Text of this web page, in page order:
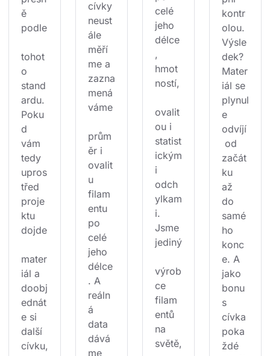
ě
podle
tohot
o
stand
ardu.
Poku
d
vám
tedy
upros
třed
proje
ktu
dojde
mater
iál a
doobj
ednát
e si
další
cívku,
cívky
neust
ále
měří
me a
zazna
mená
váme
prům
ěr i
ovalit
u
filam
entu
po
celé
jeho
délce
. A
reáln
á
data
dává
me
celé
jeho
délce
,
hmot
ností,
ovalit
ou i
statist
ickým
i
odch
ylkam
i.
Jsme
jediný
výrob
ce
filam
entů
na
světě,
kontr
olou.
Výsle
dek?
Mater
iál se
plynul
e
odvíjí
od
začát
ku
až
do
samé
ho
konc
e. A
jako
bonu
s
cívka
poka
ždé